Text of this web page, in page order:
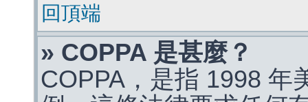
回頂端
» COPPA 是甚麼？
COPPA，是指 1998 年